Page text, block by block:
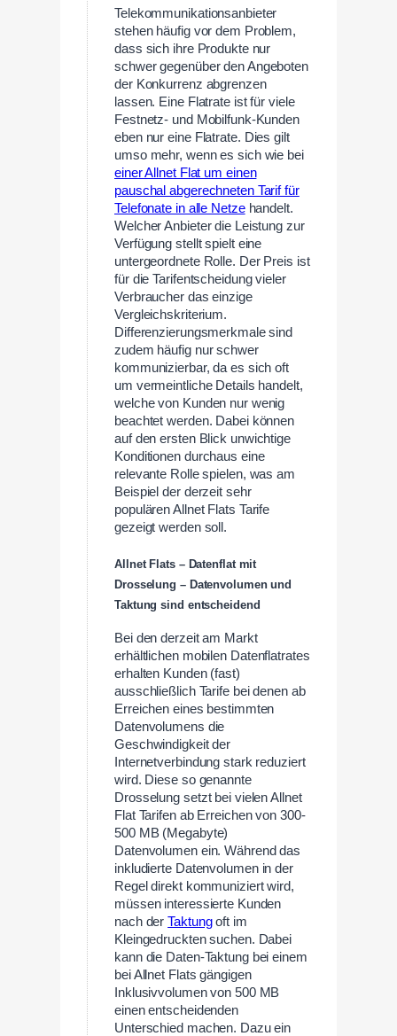
Telekommunikationsanbieter
stehen häufig vor dem Problem,
dass sich ihre Produkte nur
schwer gegenüber den Angeboten
der Konkurrenz abgrenzen
lassen. Eine Flatrate ist für viele
Festnetz- und Mobilfunk-Kunden
eben nur eine Flatrate. Dies gilt
umso mehr, wenn es sich wie bei
einer Allnet Flat um einen
pauschal abgerechneten Tarif für
Telefonate in alle Netzehandelt.
Welcher Anbieter die Leistung zur
Verfügung stellt spielt eine
untergeordnete Rolle. Der Preis ist
für die Tarifentscheidung vieler
Verbraucher das einzige
Vergleichskriterium.
Differenzierungsmerkmale sind
zudem häufig nur schwer
kommunizierbar, da es sich oft
um vermeintliche Details handelt,
welche von Kunden nur wenig
beachtet werden. Dabei können
auf den ersten Blick unwichtige
Konditionen durchaus eine
relevante Rolle spielen, was am
Beispiel der derzeit sehr
populären Allnet Flats Tarife
gezeigt werden soll.
Allnet Flats – Datenflat mit
Drosselung – Datenvolumen und
Taktung sind entscheidend
Bei den derzeit am Markt
erhältlichen mobilen Datenflatrates
erhalten Kunden (fast)
ausschließlich Tarife bei denen ab
Erreichen eines bestimmten
Datenvolumens die
Geschwindigkeit der
Internetverbindung stark reduziert
wird. Diese so genannte
Drosselung setzt bei vielen Allnet
Flat Tarifen ab Erreichen von 300-
500 MB (Megabyte)
Datenvolumen ein. Während das
inkludierte Datenvolumen in der
Regel direkt kommuniziert wird,
müssen interessierte Kunden
nach derTaktungoft im
Kleingedruckten suchen. Dabei
kann die Daten-Taktung bei einem
bei Allnet Flats gängigen
Inklusivvolumen von 500 MB
einen entscheidenden
Unterschied machen. Dazu ein